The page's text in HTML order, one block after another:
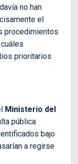
no han
el
procedimientos
prioritarios
Ministerio del
pública
bajo
a regirse